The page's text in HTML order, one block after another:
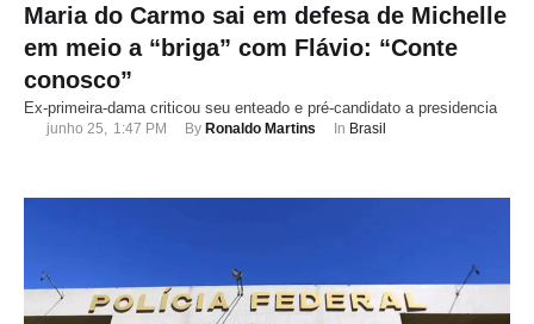
Maria do Carmo sai em defesa de Michelle
em meio a “briga” com Flávio: “Conte
conosco”
Ex-primeira-dama criticou seu enteado e pré-candidato a presidencia
junho 25 1:47 PM By Ronaldo Martins In Brasil